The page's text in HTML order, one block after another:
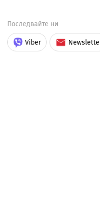
Последвайте ни
Viber